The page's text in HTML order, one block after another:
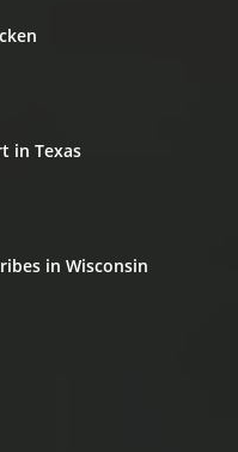
in Texas
in Wisconsin